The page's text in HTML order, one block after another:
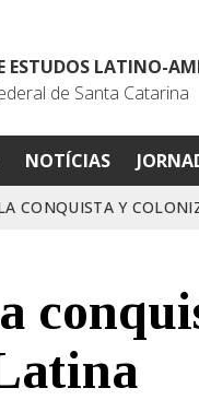
ESTUDOS LATINO-
de Santa Catarina
NOTÍCIAS
CONQUISTA Y